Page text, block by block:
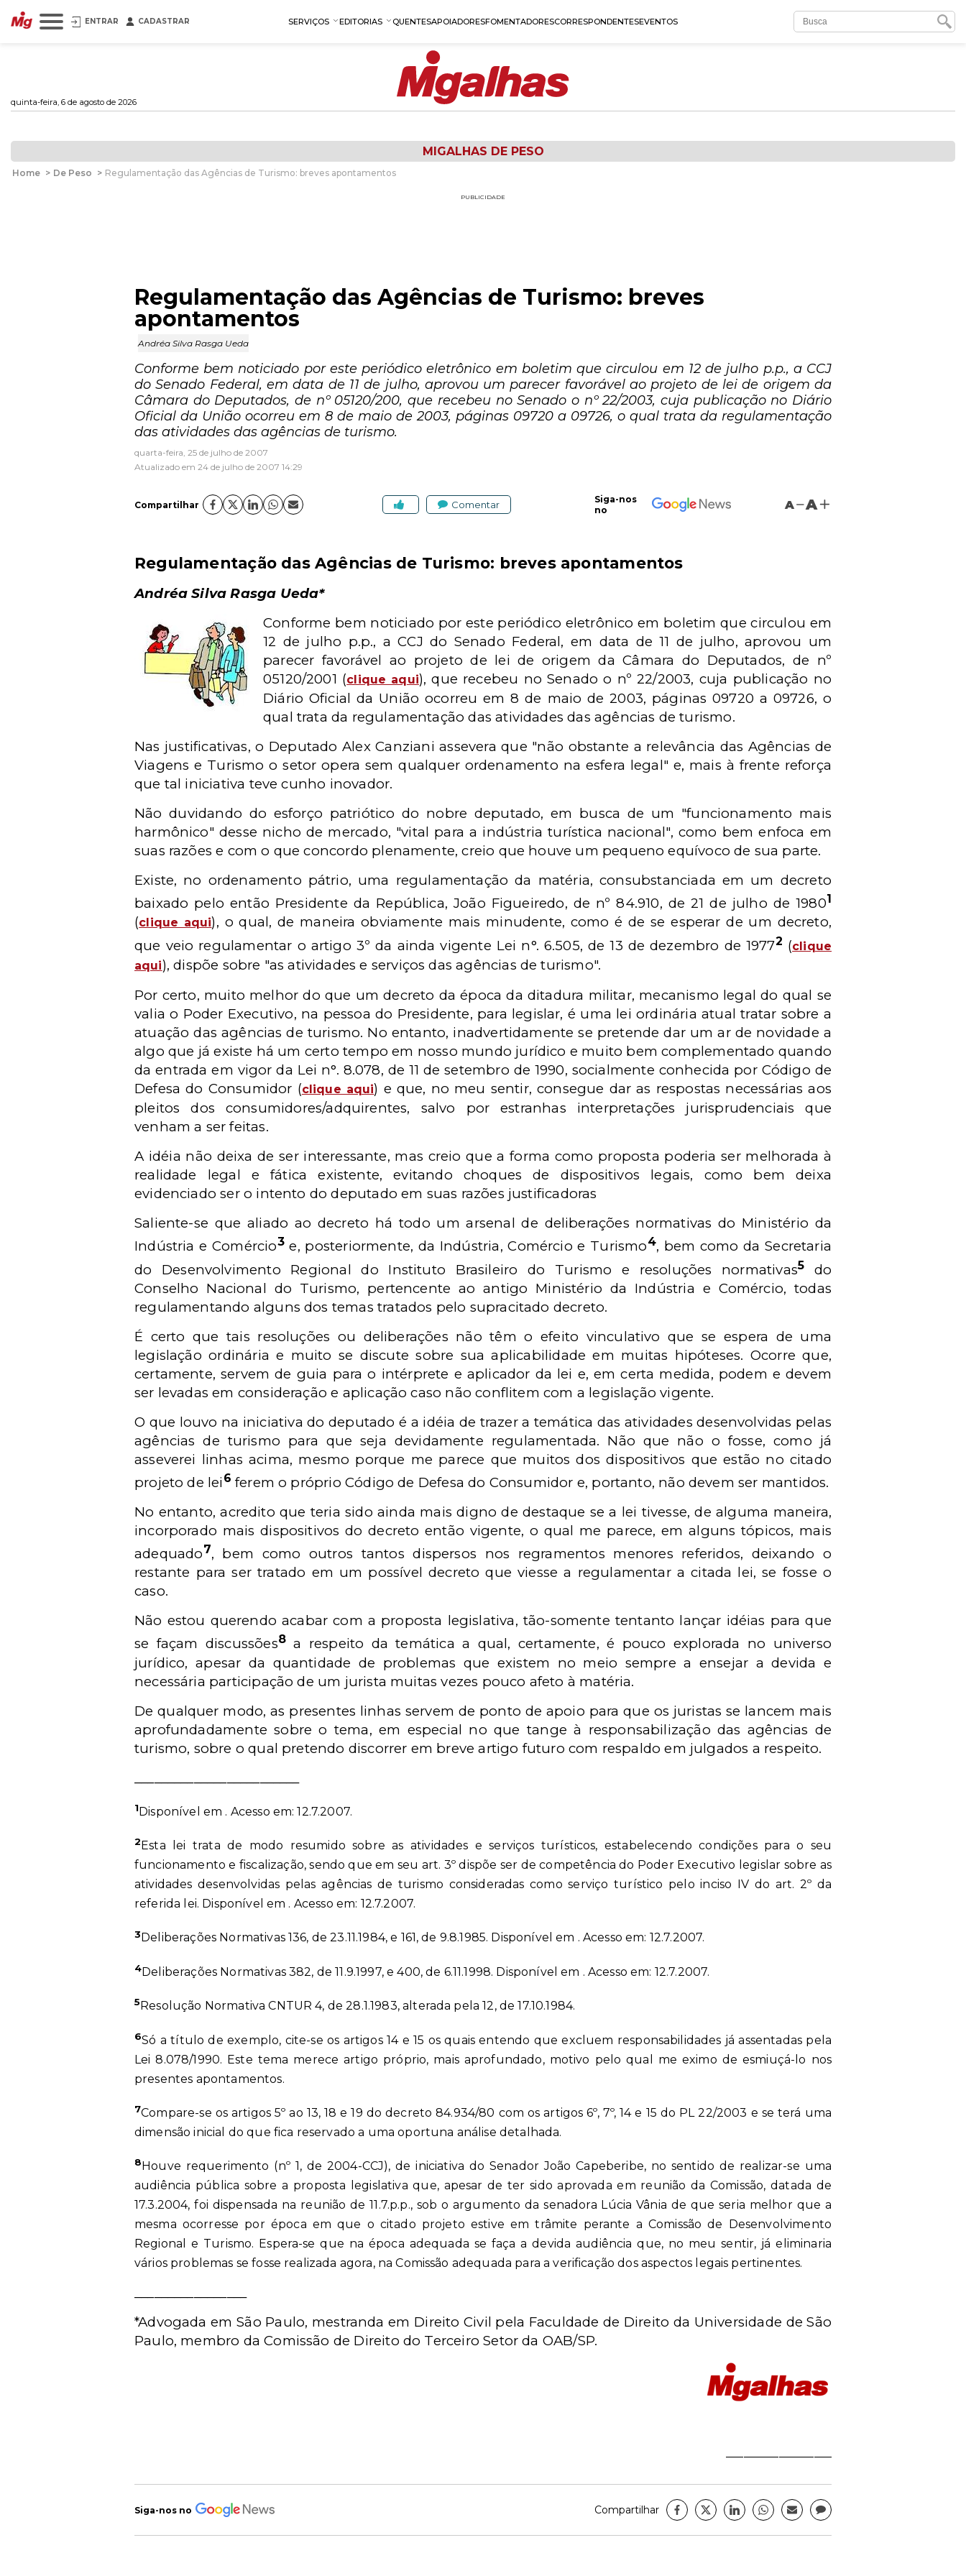
ENTRAR CADASTRAR SERVIÇOS EDITORIAS QUENTESAPOIADORESFOMENTADORESCORRESPONDENTESEVENTOS
quinta-feira, 6 de agosto de 2026
MIGALHAS DE PESO
Home > De Peso > Regulamentação das Agências de Turismo: breves apontamentos
PUBLICIDADE
Regulamentação das Agências de Turismo: breves
apontamentos
Andréa Silva Rasga Ueda
Conforme bem noticiado por este periódico eletrônico em boletim que circulou em 12 de julho p.p., a CCJ
do Senado Federal, em data de 11 de julho, aprovou um parecer favorável ao projeto de lei de origem da
Câmara do Deputados, de nº 05120/200, que recebeu no Senado o nº 22/2003, cuja publicação no Diário
Oficial da União ocorreu em 8 de maio de 2003, páginas 09720 a 09726, o qual trata da regulamentação
das atividades das agências de turismo.
quarta-feira, 25 de julho de 2007
Atualizado em 24 de julho de 2007 14:29
Compartilhar Comentar
Siga-nos
no
A A
Regulamentação das Agências de Turismo: breves apontamentos
Andréa Silva Rasga Ueda*
Conforme bem noticiado por este periódico eletrônico em boletim que circulou em
12 de julho p.p., a CCJ do Senado Federal, em data de 11 de julho, aprovou um
parecer favorável ao projeto de lei de origem da Câmara do Deputados, de nº
05120/2001 (clique aqui), que recebeu no Senado o nº 22/2003, cuja publicação no
Diário Oficial da União ocorreu em 8 de maio de 2003, páginas 09720 a 09726, o
qual trata da regulamentação das atividades das agências de turismo.
Nas justificativas, o Deputado Alex Canziani assevera que "não obstante a relevância das Agências de
Viagens e Turismo o setor opera sem qualquer ordenamento na esfera legal" e, mais à frente reforça
que tal iniciativa teve cunho inovador.
Não duvidando do esforço patriótico do nobre deputado, em busca de um "funcionamento mais
harmônico" desse nicho de mercado, "vital para a indústria turística nacional", como bem enfoca em
suas razões e com o que concordo plenamente, creio que houve um pequeno equívoco de sua parte.
Existe, no ordenamento pátrio, uma regulamentação da matéria, consubstanciada em um decreto
baixado pelo então Presidente da República, João Figueiredo, de nº 84.910, de 21 de julho de 19801
(clique aqui), o qual, de maneira obviamente mais minudente, como é de se esperar de um decreto,
que veio regulamentar o artigo 3º da ainda vigente Lei n°. 6.505, de 13 de dezembro de 19772 (clique
aqui), dispõe sobre "as atividades e serviços das agências de turismo".
Por certo, muito melhor do que um decreto da época da ditadura militar, mecanismo legal do qual se
valia o Poder Executivo, na pessoa do Presidente, para legislar, é uma lei ordinária atual tratar sobre a
atuação das agências de turismo. No entanto, inadvertidamente se pretende dar um ar de novidade a
algo que já existe há um certo tempo em nosso mundo jurídico e muito bem complementado quando
da entrada em vigor da Lei n°. 8.078, de 11 de setembro de 1990, socialmente conhecida por Código de
Defesa do Consumidor (clique aqui) e que, no meu sentir, consegue dar as respostas necessárias aos
pleitos dos consumidores/adquirentes, salvo por estranhas interpretações jurisprudenciais que
venham a ser feitas.
A idéia não deixa de ser interessante, mas creio que a forma como proposta poderia ser melhorada à
realidade legal e fática existente, evitando choques de dispositivos legais, como bem deixa
evidenciado ser o intento do deputado em suas razões justificadoras
Saliente-se que aliado ao decreto há todo um arsenal de deliberações normativas do Ministério da
Indústria e Comércio3e, posteriormente, da Indústria, Comércio e Turismo4, bem como da Secretaria
do Desenvolvimento Regional do Instituto Brasileiro do Turismo e resoluções normativas5
do
Conselho Nacional do Turismo, pertencente ao antigo Ministério da Indústria e Comércio, todas
regulamentando alguns dos temas tratados pelo supracitado decreto.
É certo que tais resoluções ou deliberações não têm o efeito vinculativo que se espera de uma
legislação ordinária e muito se discute sobre sua aplicabilidade em muitas hipóteses. Ocorre que,
certamente, servem de guia para o intérprete e aplicador da lei e, em certa medida, podem e devem
ser levadas em consideração e aplicação caso não conflitem com a legislação vigente.
O que louvo na iniciativa do deputado é a idéia de trazer a temática das atividades desenvolvidas pelas
agências de turismo para que seja devidamente regulamentada. Não que não o fosse, como já
asseverei linhas acima, mesmo porque me parece que muitos dos dispositivos que estão no citado
projeto de lei 6 ferem o próprio Código de Defesa do Consumidor e, portanto, não devem ser mantidos.
No entanto, acredito que teria sido ainda mais digno de destaque se a lei tivesse, de alguma maneira,
incorporado mais dispositivos do decreto então vigente, o qual me parece, em alguns tópicos, mais
adequado7, bem como outros tantos dispersos nos regramentos menores referidos, deixando o
restante para ser tratado em um possível decreto que viesse a regulamentar a citada lei, se fosse o
caso.
Não estou querendo acabar com a proposta legislativa, tão-somente tentanto lançar idéias para que
se façam discussões8 a respeito da temática a qual, certamente, é pouco explorada no universo
jurídico, apesar da quantidade de problemas que existem no meio sempre a ensejar a devida e
necessária participação de um jurista muitas vezes pouco afeto à matéria.
De qualquer modo, as presentes linhas servem de ponto de apoio para que os juristas se lancem mais
aprofundadamente sobre o tema, em especial no que tange à responsabilização das agências de
turismo, sobre o qual pretendo discorrer em breve artigo futuro com respaldo em julgados a respeito.
1Disponível em . Acesso em: 12.7.2007.
2 Esta lei trata de modo resumido sobre as atividades e serviços turísticos, estabelecendo condições para o seu
funcionamento e fiscalização, sendo que em seu art. 3º dispõe ser de competência do Poder Executivo legislar sobre as
atividades desenvolvidas pelas agências de turismo consideradas como serviço turístico pelo inciso IV do art. 2º da
referida lei. Disponível em . Acesso em: 12.7.2007.
3 Deliberações Normativas 136, de 23.11.1984, e 161, de 9.8.1985. Disponível em . Acesso em: 12.7.2007.
4Deliberações Normativas 382, de 11.9.1997, e 400, de 6.11.1998. Disponível em . Acesso em: 12.7.2007.
5 Resolução Normativa CNTUR 4, de 28.1.1983, alterada pela 12, de 17.10.1984.
6Só a título de exemplo, cite-se os artigos 14 e 15 os quais entendo que excluem responsabilidades já assentadas pela
Lei 8.078/1990. Este tema merece artigo próprio, mais aprofundado, motivo pelo qual me eximo de esmiuçá-lo nos
presentes apontamentos.
7Compare-se os artigos 5º ao 13, 18 e 19 do decreto 84.934/80 com os artigos 6º, 7º, 14 e 15 do PL 22/2003 e se terá uma
dimensão inicial do que fica reservado a uma oportuna análise detalhada.
8 Houve requerimento (nº 1, de 2004-CCJ), de iniciativa do Senador João Capeberibe, no sentido de realizar-se uma
audiência pública sobre a proposta legislativa que, apesar de ter sido aprovada em reunião da Comissão, datada de
17.3.2004, foi dispensada na reunião de 11.7.p.p., sob o argumento da senadora Lúcia Vânia de que seria melhor que a
mesma ocorresse por época em que o citado projeto estive em trâmite perante a Comissão de Desenvolvimento
Regional e Turismo. Espera-se que na época adequada se faça a devida audiência que, no meu sentir, já eliminaria
vários problemas se fosse realizada agora, na Comissão adequada para a verificação dos aspectos legais pertinentes.
*Advogadaem São Paulo, mestrandaem Direito Civil pela Faculdade de Direito da Universidade de São
Paulo, membro da Comissão de Direito do Terceiro Setor da OAB/SP.
Siga-nos no Compartilhar